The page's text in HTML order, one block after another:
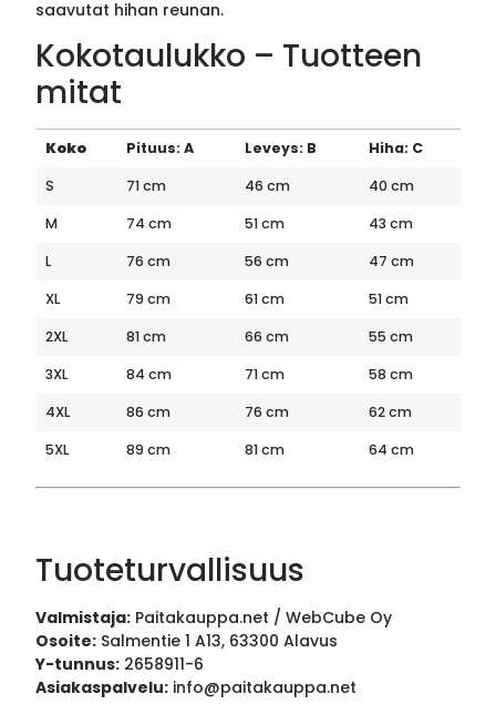
saavutat hihan reunan.
Kokotaulukko – Tuotteen
mitat
Koko Pituus: A Leveys: B
Hiha: C
S
71 cm 46 cm
40 cm
M
74 cm 51 cm
43 cm
L
76 cm 56 cm
47 cm
XL
79 cm 61 cm
51 cm
2XL
81 cm 66 cm
55 cm
3XL
84 cm 71 cm
58 cm
4XL
86 cm 76 cm
62 cm
5XL
89 cm 81 cm 64 cm
Tuoteturvallisuus
Valmistaja: Paitakauppa.net / WebCube Oy
Osoite: Salmentie 1 A13, 63300 Alavus
Y-tunnus: 2658911-6
Asiakaspalvelu: info@paitakauppa.net